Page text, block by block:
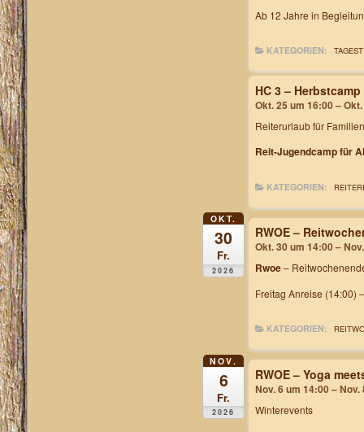
Ab 12 Jahre in
KATEGORIEN:
HC 3 – Herbstcamp
Okt. 25 um 16:00 –
Reiterurlaub für Familien
Reit-Jugendcamp für
KATEGORIEN:
OKT.
30
Fr.
2026
RWOE –
Okt. 30 um 14:00 –
Rwoe–
Freitag Anreise (14:00)
KATEGORIEN:
NOV.
6
Fr.
2026
RWOE – Yoga
Nov. 6 um 14:00 – Nov.
Winterevents